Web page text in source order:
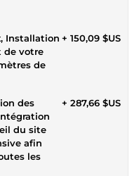
Installation
de votre
de
+ 150,09 $US
des
du site
les
+ 287,66 $US